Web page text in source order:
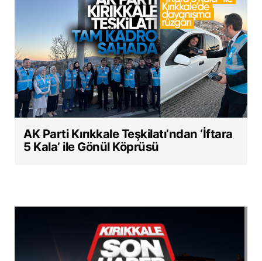
AK Parti Kırıkkale Teşkilatı’ndan ‘İftara
5 Kala’ ile Gönül Köprüsü